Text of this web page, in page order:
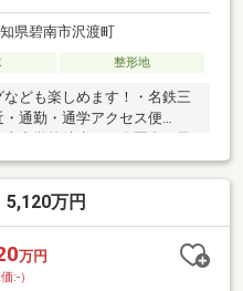
県碧南市沢渡町
整形地
ども楽しめます！・名鉄三
通勤・通学アクセス便
ご相談・ご案内などお気軽
万円
万円
:-）